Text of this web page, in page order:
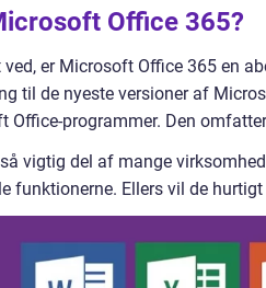
Office 365?
er Microsoft Office 365 en
til de nyeste versioner af
Office-programmer. Den
vigtig del af mange
funktionerne. Ellers vil de